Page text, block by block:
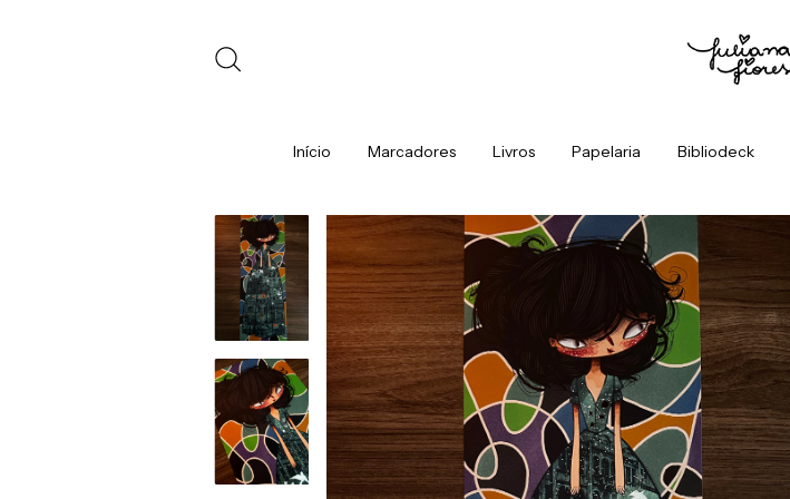
Início Marcadores Livros Papelaria Bibliodeck